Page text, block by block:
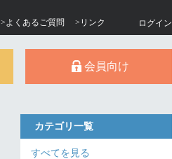
>よくあるご質問 >リンク ログイン
会員向け
カテゴリ一覧
すべてを見る